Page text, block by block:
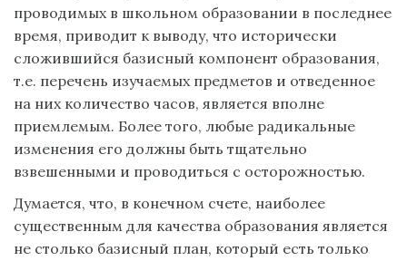
проводимых в школьном образовании в последнее
время, приводит к выводу, что исторически
сложившийся базисный компонент образования,
т.е. перечень изучаемых предметов и отведенное
на них количество часов, является вполне
приемлемым. Более того, любые радикальные
изменения его должны быть тщательно
взвешенными и проводиться с осторожностью.
Думается, что, в конечном счете, наиболее
существенным для качества образования является
не столько базисный план, который есть только